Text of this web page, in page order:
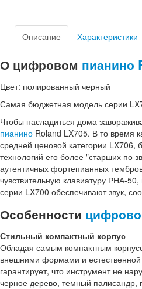
Описание Характеристики
О цифровом пианино
Цвет: полированный черный
Самая бюджетная модель серии
Чтобы насладиться дома
пианино Roland LX705. В то время
средней ценовой категории
технологий его более "старших по
аутентичных фортепианных
чувствительную клавиатуру РНА-
серии LX700 обеспечивают звук,
Особенности
Стильный компактный корпус
Обладая самым компактным
внешними формами и
гарантирует, что инструмент не
черное дерево, темный палисандр,